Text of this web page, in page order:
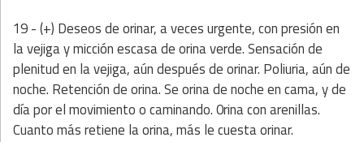
19 - (+) Deseos de orinar, a veces urgente, con presión en
la vejiga y micción escasa de orina verde. Sensación de
plenitud en la vejiga, aún después de orinar. Poliuria, aún de
noche. Retención de orina. Se orina de noche en cama, y de
día por el movimiento o caminando. 0rina con arenillas.
Cuanto más retiene la orina, más le cuesta orinar.